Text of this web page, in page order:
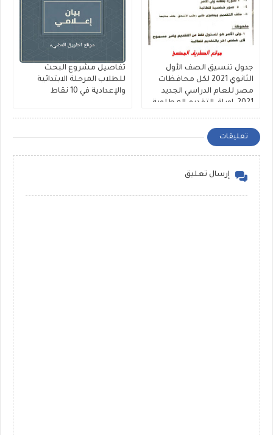
جدول تنسيق الصف الأول
الثانوي 2021 لكل محافظات
مصر للعام الدراسي الجديد
2021 ,اوراق التقديم المطلوبة
تفاصيل مشروع البحث
للطلاب المرحلة الابتدائية
والإعدادية في 10 نقاط
تعليقات
إرسال تعليق